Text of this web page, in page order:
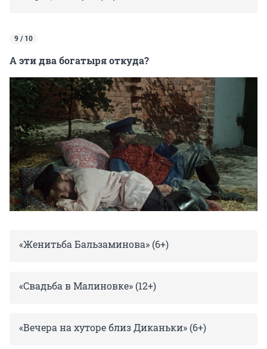
9 / 10
А эти два богатыря откуда?
«Женитьба Бальзаминова» (6+)
«Свадьба в Малиновке» (12+)
«Вечера на хуторе близ Диканьки» (6+)